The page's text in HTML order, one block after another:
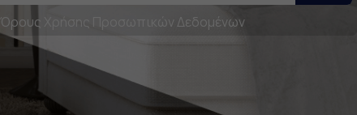
Όρους Χρήσης Προσωπικών Δεδομένων